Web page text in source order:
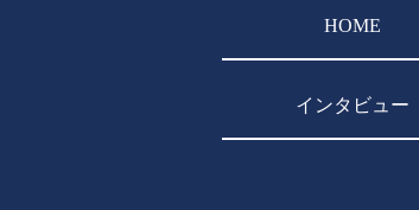
HOME
インタビュー